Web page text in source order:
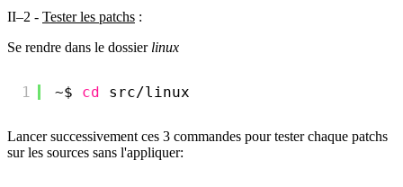
II–2 - Tester les patchs :
Se rendre dans le dossier linux
1 ~$ cd src/linux
Lancer successivement ces 3 commandes pour tester chaque patchs
sur les sources sans l'appliquer: